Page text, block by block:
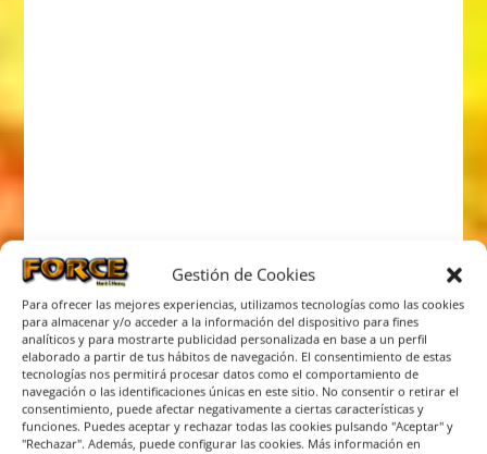
Gestión de Cookies
Para ofrecer las mejores experiencias, utilizamos tecnologías como las cookies
para almacenar y/o acceder a la información del dispositivo para fines
analíticos y para mostrarte publicidad personalizada en base a un perfil
elaborado a partir de tus hábitos de navegación. El consentimiento de estas
tecnologías nos permitirá procesar datos como el comportamiento de
navegación o las identificaciones únicas en este sitio. No consentir o retirar el
consentimiento, puede afectar negativamente a ciertas características y
funciones. Puedes aceptar y rechazar todas las cookies pulsando "Aceptar" y
"Rechazar". Además, puede configurar las cookies. Más información en